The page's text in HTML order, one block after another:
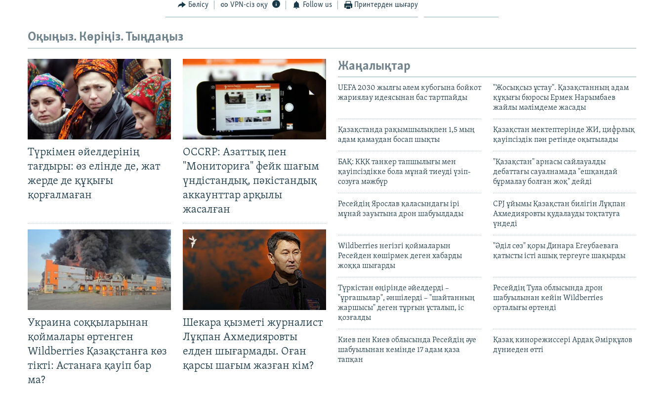
Бөлісу VPN-сіз оқу Follow us Принтерден шығару
Оқыңыз. Көріңіз. Тыңдаңыз
Түркімен әйелдерінің
тағдыры: өз елінде де, жат
жерде де құқығы
қорғалмаған
OCCRP: Азаттық пен
"Мониториға" фейк шағым
үндістандық, пәкістандық
аккаунттар арқылы
жасалған
Украина соққыларынан
қоймалары өртенген
Wildberries Қазақстанға көз
тікті: Астанаға қауіп бар
ма?
Шекара қызметі журналист
Лұқпан Ахмедияровты
елден шығармады. Оған
қарсы шағым жазған кім?
Жаңалықтар
UEFA 2030 жылғы әлем кубогына бойкот
жариялау идеясынан бас тартпайды
"Жосықсыз ұстау". Қазақстанның адам
құқығы бюросы Ермек Нарымбаев
жайлы мәлімдеме жасады
Қазақстанда рақымшылықпен 1,5 мың
адам қамаудан босап шықты
Қазақстан мектептерінде ЖИ, цифрлық
қауіпсіздік пән ретінде оқытылады
БАҚ: КҚК танкер тапшылығы мен
қауіпсіздікке бола мұнай тиеуді үзіп-
созуға мәжбүр
"Қазақстан" арнасы сайлауалды
дебаттағы сауалнамада "ешқандай
бұрмалау болған жоқ" дейді
Ресейдің Ярослав қаласындағы ірі
мұнай зауытына дрон шабуылдады
CPJ ұйымы Қазақстан билігін Лұқпан
Ахмедияровты қудалауды тоқтатуға
үндеді
Wildberries негізгі қоймаларын
Ресейден көшірмек деген хабарды
жоққа шығарды
"Әділ сөз" қоры Динара Егеубаеваға
қатысты істі ашық тергеуге шақырды
Түркістан өңірінде әйелдерді –
"ұрғашылар", әншілерді – "шайтанның
жаршысы" деген тұрғын ұсталып, іс
қозғалды
Ресейдің Тула облысында дрон
шабуылынан кейін Wildberries
орталығы өртенді
Киев пен Киев облысында Ресейдің әуе
шабуылынан кемінде 17 адам қаза
тапқан
Қазақ кинорежиссері Ардақ Әмірқұлов
дүниеден өтті